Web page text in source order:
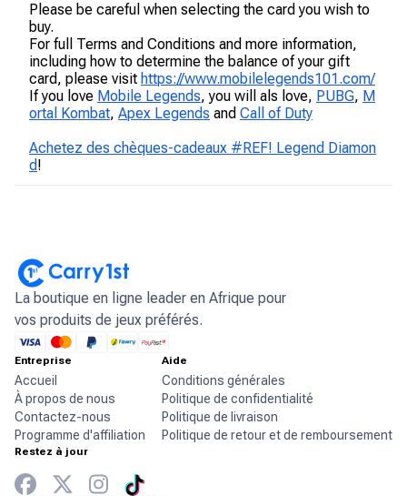
Please be careful when selecting the card you wish to
buy.
For full Terms and Conditions and more information,
including how to determine the balance of your gift
card, please visit https://www.mobilelegends101.com/
If you love Mobile Legends, you will als love, PUBG, M
ortal Kombat, Apex Legends and Call of Duty
Achetez des chèques-cadeaux #REF! Legend Diamon
d!
La boutique en ligne leader en Afrique pour
vos produits de jeux préférés.
Entreprise
Accueil
À propos de nous
Contactez-nous
Programme d'affiliation
Aide
Conditions générales
Politique de confidentialité
Politique de livraison
Politique de retour et de remboursement
Restez à jour